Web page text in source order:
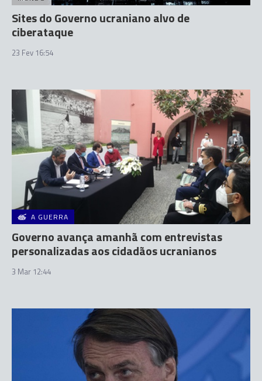
Sites do Governo ucraniano alvo de
ciberataque
23 Fev 16:54
A GUERRA
Governo avança amanhã com entrevistas
personalizadas aos cidadãos ucranianos
3 Mar 12:44